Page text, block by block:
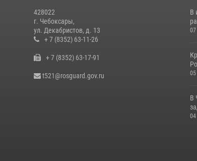
428022
г. Чебоксары,
ул. Декабристов, д. 13
+ 7 (8352) 63-11-26
+ 7 (8352) 63-17-91
t521@rosguard.gov.ru
В
07
05
В
04